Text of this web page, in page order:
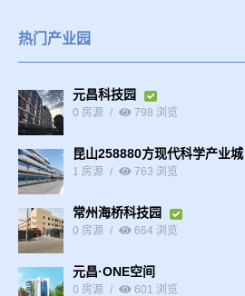
热门产业园
元昌科技园
0 房源 798 浏览
昆山258880方现代科学产业城
1 房源 763 浏览
常州海桥科技园
0 房源 664 浏览
元昌·ONE空间
0 房源 601 浏览